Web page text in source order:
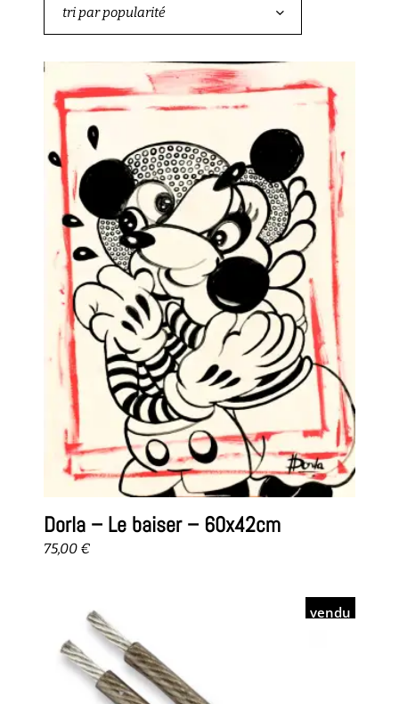
tri par popularité
Dorla – Le baiser – 60x42cm
75,00 €
vendu